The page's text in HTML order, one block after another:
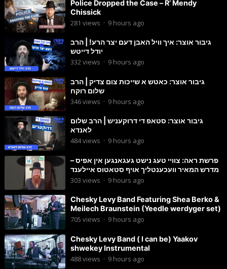
Police Dropped the Case – R’ Mendy
Chissick
281 views · 9 hours ago
גיבור אוצר: איך וויל האבן דעם יצר הרע! | הרב
יודל דייטש
332views · 9 hours ago
גיבור אוצר: כאטש א שייכות צום צדיק | הרב
שלום רוקח
346views · 9 hours ago
גיבור אוצר: סטאפ די דרוקעניש | הרב שלום
לאנדא
484views · 9 hours ago
פרשת ראה: צוויי טעג נישט געגאנגען אין אפיס –
מדרש המאיר וועכענטליך אויף סטאטוס איילענד
303 views · 9 hours ago
Chesky Levy Band Featuring Shea Berko &
Meilech Braunstein (Yeedle werdyger set)
705 views · 9 hours ago
Chesky Levy Band ( I can be) Yaakov
shwekey Instrumental
488views · 9 hours ago